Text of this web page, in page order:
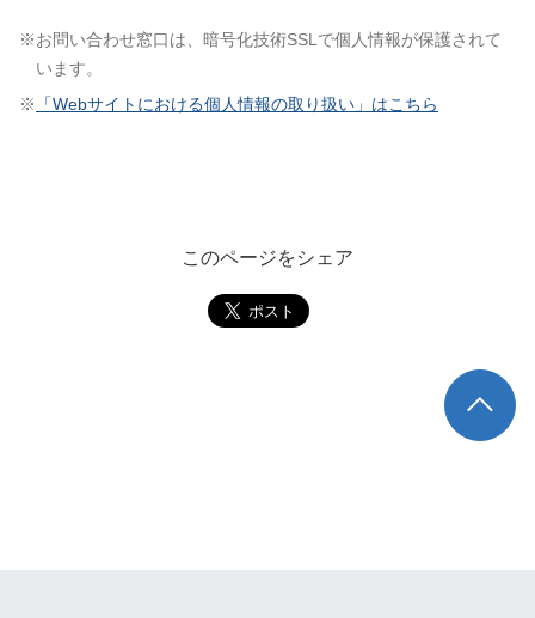
※お問い合わせ窓口は、暗号化技術SSLで個人情報が保護されて
います。
※
「Webサイトにおける個人情報の取り扱い」はこちら
このページをシェア
TOP